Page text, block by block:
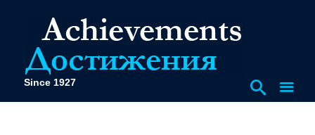
Since 1927